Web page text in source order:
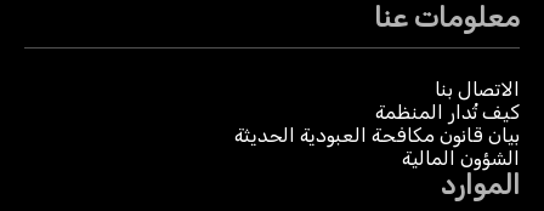
معلومات عنا
الاتصال بنا
كيف تُدار المنظمة
بيان قانون مكافحة العبودية الحديثة
الشؤون المالية
الموارد